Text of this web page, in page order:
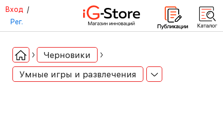
Вход /
Рег.
Черновики
Умные игры и развлечения